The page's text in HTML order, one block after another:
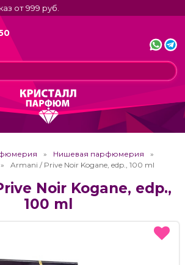
от 999 руб.
Нишевая парфюмерия
Armani / Prive Noir Kogane, edp., 100 ml
Noir Kogane, edp.,
100 ml